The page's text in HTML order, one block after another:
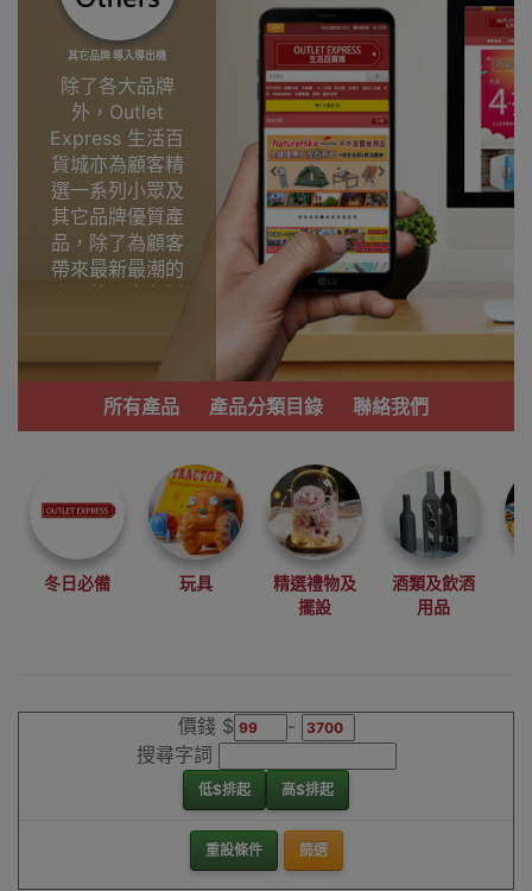
其它品牌 導入導出機
除了各大品牌
外，Outlet
Express 生活百
貨城亦為顧客精
選一系列小眾及
其它品牌優質產
品，除了為顧客
帶來最新最潮的
產品外，亦包括
功能齊備的產
品。
我們每月會固定
尋找最更新、最
潮、有特色而且
優惠的優質產
品，從用家的角
度為你帶來你的
最好選擇。
所有產品 產品分類目錄 聯絡我們
冬日必備 玩具
精選禮物及
擺設
酒類及飲酒
用品
價錢 $
-
搜尋字詞
低$排起 高$排起
重設條件 篩選